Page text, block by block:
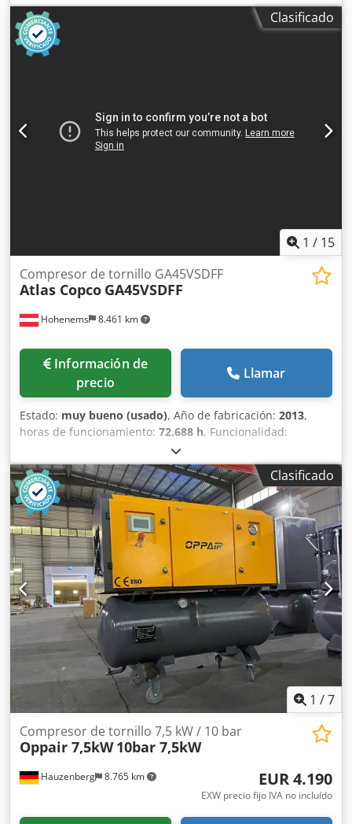
Codpfsznmqcox Ahlorf Convertidor de frecuencia
integrado 90 kW 8,50 bares 15,84 m³/min Año de
fabricación: 2015 Horas de funcionamiento: 49.965
Clasificado
1 / 15
Hohenems 8.461 km
Compresor de tornillo GA45VSDFF
Atlas Copco GA45VSDFF
Información de
precio
Llamar
Estado: muy bueno (usado), Año de fabricación: 2013,
horas de funcionamiento: 72.688 h, Funcionalidad:
, Compresor de tornillo Atlas Copco
GA45VSDFF Inversor y secador integrados. 45 kW 12,75 bar
8,67 m³/min Año de fabricación: 2013 Crodpfx Aoznlx
Sehlsf Horas de funcionamiento: 72.688 h
Clasificado
1 /7
Hauzenberg 8.765 km
Compresor de tornillo 7,5 kW / 10 bar
Oppair 7,5kW 10bar 7,5kW
EUR 4.190
EXW precio fijo IVA no incluído